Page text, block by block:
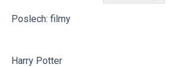
Poslech: filmy
Harry Potter